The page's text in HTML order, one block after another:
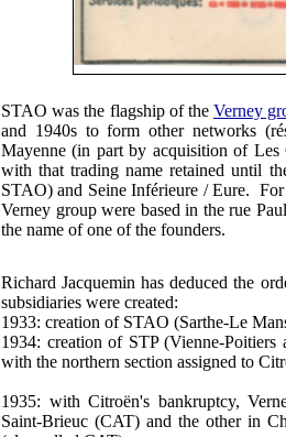
STAO was the flagship of the Verney
and 1940s to form other networks
Mayenne (in part by acquisition of
with that trading name retained until
STAO) and Seine Inférieure / Eure. For
Verney group were based in the rue
the name of one of the founders.
Richard Jacquemin has deduced the
subsidiaries were created:
1933: creation of STAO (Sarthe-Le
1934: creation of STP (Vienne-Poitiers
with the northern section assigned to
1935: with Citroën's bankruptcy,
Saint-Brieuc (CAT) and the other in